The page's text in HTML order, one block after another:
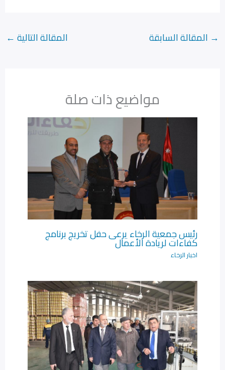
→ المقالة السابقة المقالة التالية ←
مواضيع ذات صلة
رئيس جمعية الرخاء يرعى حفل تخريج برنامج
كفاءات لريادة الأعمال‎
اخبار الرخاء